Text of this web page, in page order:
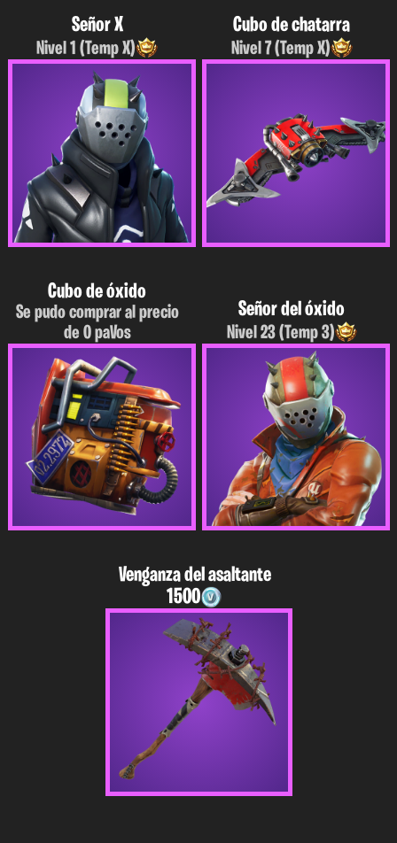
Señor X
Nivel 1 (Temp X)
Cubo de chatarra
Nivel 7 (Temp X)
Cubo de óxido
Se pudo comprar al precio
de 0 paVos
Señor del óxido
Nivel 23 (Temp 3)
Venganza del asaltante
1500